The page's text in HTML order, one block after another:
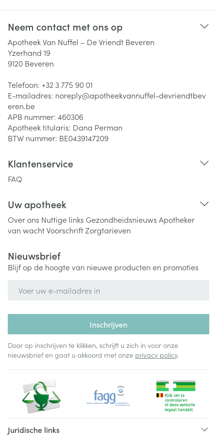
Neem contact met ons op
Apotheek Van Nuffel – De Vriendt Beveren
Yzerhand 19
9120 Beveren
Telefoon: +32 3 775 90 01
E-mailadres: noreply@apotheekvannuffel-devriendtbev
eren.be
APB nummer: 460306
Apotheek titularis: Dana Perman
BTW nummer: BE0439147209
Klantenservice
FAQ
Uw apotheek
Over ons Nuttige links Gezondheidsnieuws Apotheker
van wachtVoorschriftZorgtarieven
Nieuwsbrief
Blijf op de hoogte van nieuwe producten en promoties
Inschrijven
Door op inschrijven te klikken, schrijft u zich in voor onze
nieuwsbrief en gaat u akkoord met onze privacy policy.
Juridische links